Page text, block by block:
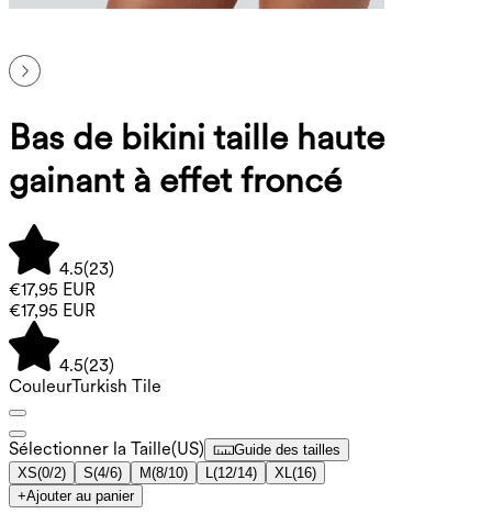
Bas de bikini taille haute
gainant à effet froncé
4.5(23)
€17,95 EUR
€17,95 EUR
4.5(23)
CouleurTurkish Tile
Sélectionner la Taille(US)
Guide des tailles
XS(0/2) S(4/6) M(8/10) L(12/14) XL(16)
+Ajouter au panier